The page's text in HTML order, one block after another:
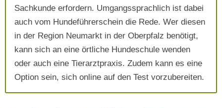
Absenden
Sachkunde erfordern. Umgangssprachlich ist dabei
auch vom Hundeführerschein die Rede. Wer diesen
in der Region Neumarkt in der Oberpfalz benötigt,
kann sich an eine örtliche Hundeschule wenden
oder auch eine Tierarztpraxis. Zudem kann es eine
Option sein, sich online auf den Test vorzubereiten.